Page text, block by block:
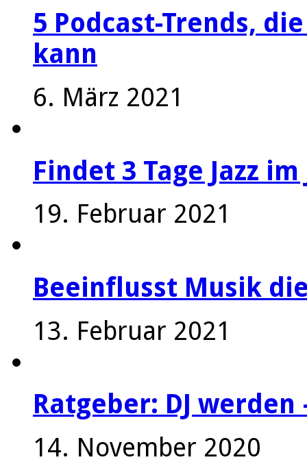
5 Podcast-Trends,
kann
6. März 2021
Findet 3 Tage Jazz
19. Februar 2021
Beeinflusst Musik
13. Februar 2021
Ratgeber: DJ
14. November 2020